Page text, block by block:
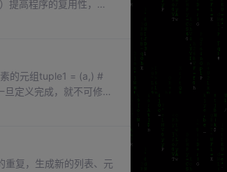
提高程序的复用性，减
是{count}")#调用函数
的元组tuple1 = (a,) #
旦定义完成，就不可修
重复，生成新的列表、元